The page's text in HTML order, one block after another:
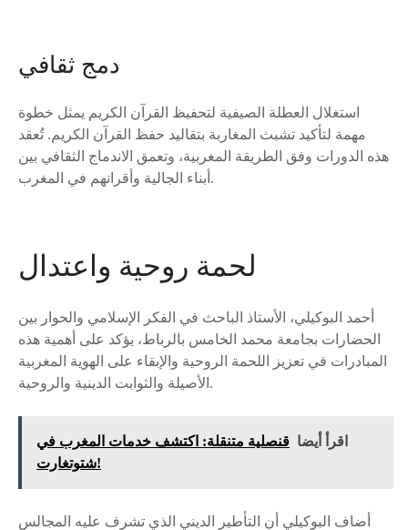
دمج ثقافي
استغلال العطلة الصيفية لتحفيظ القرآن الكريم يمثل خطوة
مهمة لتأكيد تشبث المغاربة بتقاليد حفظ القرآن الكريم. تُعقد
هذه الدورات وفق الطريقة المغربية، وتعمق الاندماج الثقافي بين
أبناء الجالية وأقرانهم في المغرب.
لحمة روحية واعتدال
أحمد البوكيلي، الأستاذ الباحث في الفكر الإسلامي والحوار بين
الحضارات بجامعة محمد الخامس بالرباط، يؤكد على أهمية هذه
المبادرات في تعزيز اللحمة الروحية والإبقاء على الهوية المغربية
الأصيلة والثوابت الدينية والروحية.
اقرأ أيضا قنصلية متنقلة: اكتشف خدمات المغرب في
شتوتغارت!
أضاف البوكيلي أن التأطير الديني الذي تشرف عليه المجالس